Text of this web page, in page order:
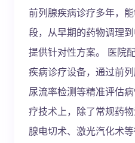
前列腺疾病诊疗多年，
段，从早期的药物调理
提供针对性方案。 医院
疾病诊疗设备，通过前
尿流率检测等精准评估
疗技术上，除了常规药
腺电切术、激光汽化术